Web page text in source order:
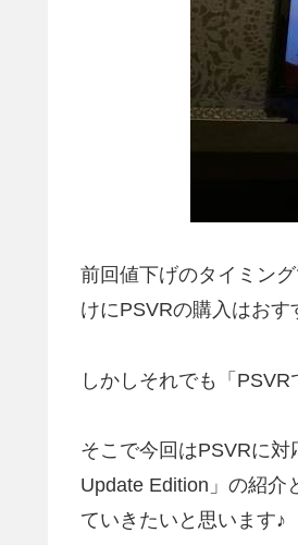
前回値下げのタイミン
けにPSVRの購入はおす
しかしそれでも「
そこで今回はPSVRに
Update Edition」の紹介
ていきたいと思います♪